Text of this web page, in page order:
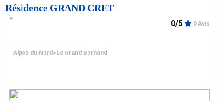
Résidence GRAND CRET
Alpes du Nord > Le Grand Bornand
0/5 0 Avis